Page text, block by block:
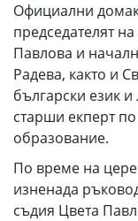
Официални
председателят
Павлова и
Радева, както и
български език
старши екперт
образование.
По време на
изненада
съдия Цвета